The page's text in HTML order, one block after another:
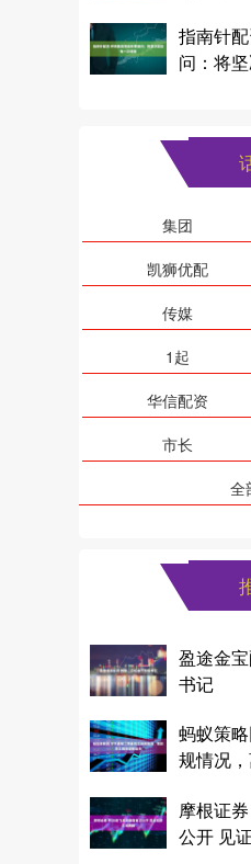
指南针
问：将
集团
凯狮优配
传媒
1起
华信配资
市长
全
盈途金
书记
蚂蚁策
规情况
摩根证
公开 见